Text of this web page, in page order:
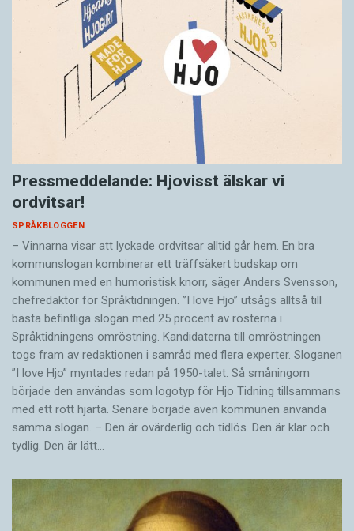
Pressmeddelande: Hjovisst älskar vi
ordvitsar!
SPRÅKBLOGGEN
– Vinnarna visar att lyckade ordvitsar alltid går hem. En bra
kommunslogan kombinerar ett träffsäkert budskap om
kommunen med en humoristisk knorr, säger Anders Svensson,
chefredaktör för Språktidningen. ”I love Hjo” utsågs alltså till
bästa befintliga slogan med 25 procent av rösterna i
Språktidningens omröstning. Kandidaterna till omröstningen
togs fram av redaktionen i samråd med flera experter. Sloganen
”I love Hjo” myntades redan på 1950-talet. Så småningom
började den användas som logotyp för Hjo Tidning tillsammans
med ett rött hjärta. Senare började även kommunen använda
samma slogan. – Den är ovärderlig och tidlös. Den är klar och
tydlig. Den är lätt…